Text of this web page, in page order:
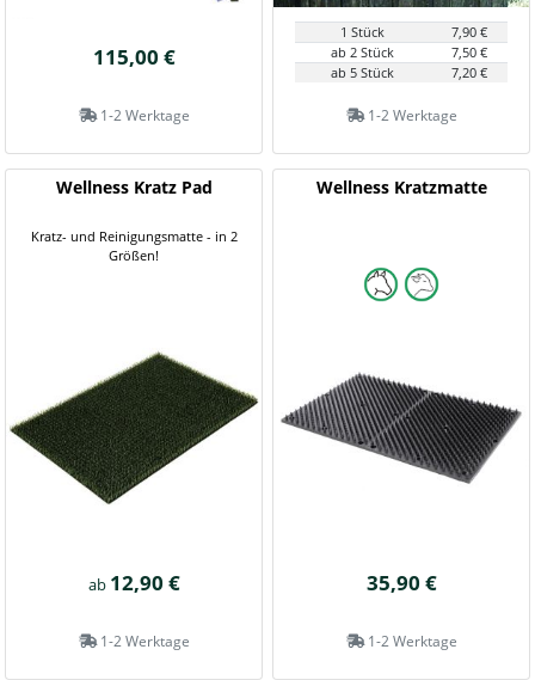
115,00 €
1-2 Werktage
1 Stück
7,90 €
ab 2 Stück
7,50 €
ab 5 Stück
7,20 €
1-2 Werktage
Wellness Kratz Pad
Kratz- und Reinigungsmatte - in 2
Größen!
ab 12,90 €
1-2 Werktage
Wellness Kratzmatte
35,90 €
1-2 Werktage